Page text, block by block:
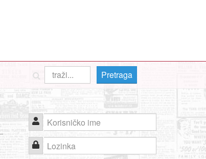
Pretraga
Korisničko ime
Lozinka